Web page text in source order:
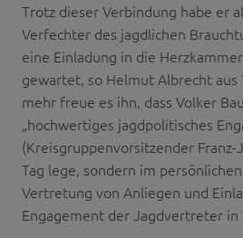
Trotz dieser Verbindung habe er
Verfechter des jagdlichen
eine Einladung in die
gewartet, so Helmut Albrecht aus
mehr freue es ihn, dass Volker
„hochwertiges jagdpolitisches
(Kreisgruppenvorsitzender
Tag lege, sondern im
Vertretung von Anliegen und
Engagement der Jagdvertreter